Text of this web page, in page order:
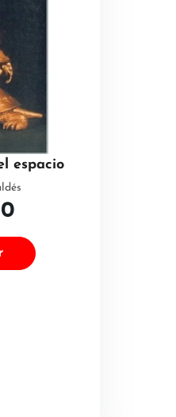
espacio